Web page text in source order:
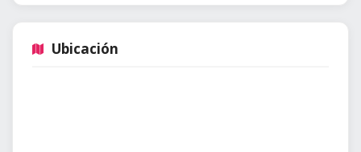
Ubicación